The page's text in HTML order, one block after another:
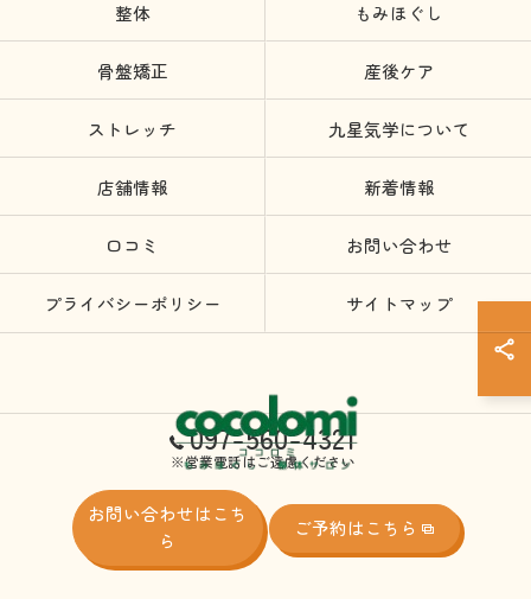
097-560-4321
※営業電話はご遠慮ください
お問い合わせはこち
ら
ご予約はこちら
整体 もみほぐし
骨盤矯正 産後ケア
ストレッチ 九星気学について
店舗情報 新着情報
口コミ お問い合わせ
プライバシーポリシー サイトマップ
© 2026 大分のリラクゼーションなら株式会社beyond ALL RIGHTS RESERVED.